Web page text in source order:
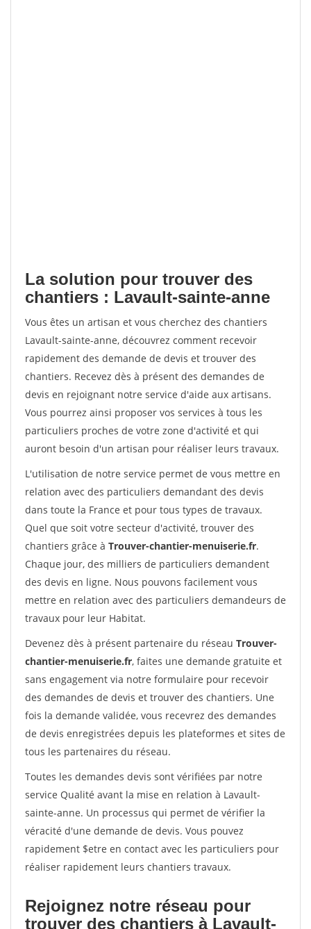
La solution pour trouver des
chantiers : Lavault-sainte-anne
Vous êtes un artisan et vous cherchez des chantiers
Lavault-sainte-anne, découvrez comment recevoir
rapidement des demande de devis et trouver des
chantiers. Recevez dès à présent des demandes de
devis en rejoignant notre service d'aide aux artisans.
Vous pourrez ainsi proposer vos services à tous les
particuliers proches de votre zone d'activité et qui
auront besoin d'un artisan pour réaliser leurs travaux.
L'utilisation de notre service permet de vous mettre en
relation avec des particuliers demandant des devis
dans toute la France et pour tous types de travaux.
Quel que soit votre secteur d'activité, trouver des
chantiers grâce à Trouver-chantier-menuiserie.fr.
Chaque jour, des milliers de particuliers demandent
des devis en ligne. Nous pouvons facilement vous
mettre en relation avec des particuliers demandeurs de
travaux pour leur Habitat.
Devenez dès à présent partenaire du réseau Trouver-
chantier-menuiserie.fr, faites une demande gratuite et
sans engagement via notre formulaire pour recevoir
des demandes de devis et trouver des chantiers. Une
fois la demande validée, vous recevrez des demandes
de devis enregistrées depuis les plateformes et sites de
tous les partenaires du réseau.
Toutes les demandes devis sont vérifiées par notre
service Qualité avant la mise en relation à Lavault-
sainte-anne. Un processus qui permet de vérifier la
véracité d'une demande de devis. Vous pouvez
rapidement $etre en contact avec les particuliers pour
réaliser rapidement leurs chantiers travaux.
Rejoignez notre réseau pour
trouver des chantiers à Lavault-